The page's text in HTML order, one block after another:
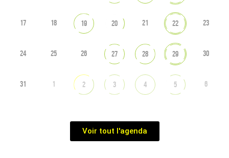
17 18 19 20 21 22 23
24 25 26 27 28 29 30
31 1 2 3 4 5 6
Voir tout l'agenda